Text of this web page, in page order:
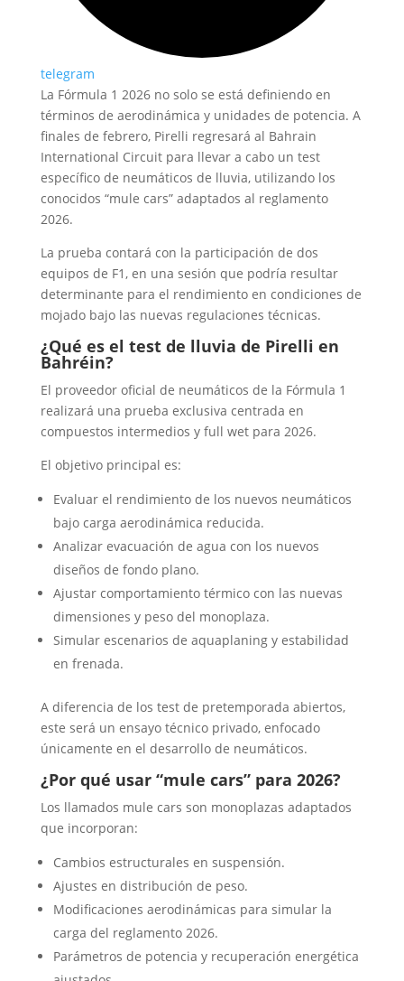
telegram
La Fórmula 1 2026 no solo se está definiendo en
términos de aerodinámica y unidades de potencia. A
finales de febrero, Pirelli regresará al Bahrain
International Circuit para llevar a cabo un test
específico de neumáticos de lluvia, utilizando los
conocidos “mule cars” adaptados al reglamento
2026.
La prueba contará con la participación de dos
equipos de F1, en una sesión que podría resultar
determinante para el rendimiento en condiciones de
mojado bajo las nuevas regulaciones técnicas.
¿Qué es el test de lluvia de Pirelli en
Bahréin?
El proveedor oficial de neumáticos de la Fórmula 1
realizará una prueba exclusiva centrada en
compuestos intermedios y full wet para 2026.
El objetivo principal es:
Evaluar el rendimiento de los nuevos neumáticos
bajo carga aerodinámica reducida.
Analizar evacuación de agua con los nuevos
diseños de fondo plano.
Ajustar comportamiento térmico con las nuevas
dimensiones y peso del monoplaza.
Simular escenarios de aquaplaning y estabilidad
en frenada.
A diferencia de los test de pretemporada abiertos,
este será un ensayo técnico privado, enfocado
únicamente en el desarrollo de neumáticos.
¿Por qué usar “mule cars” para 2026?
Los llamados mule cars son monoplazas adaptados
que incorporan:
Cambios estructurales en suspensión.
Ajustes en distribución de peso.
Modificaciones aerodinámicas para simular la
carga del reglamento 2026.
Parámetros de potencia y recuperación energética